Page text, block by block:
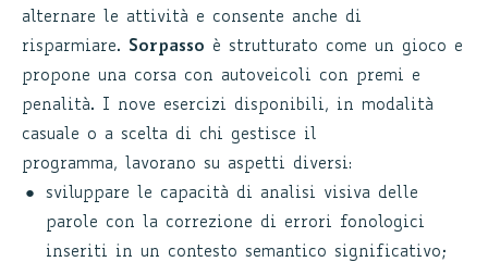
alternare le attività e consente anche di
risparmiare. Sorpasso è strutturato come un gioco e
propone una corsa con autoveicoli con premi e
penalità. I nove esercizi disponibili, in modalità
casuale o a scelta di chi gestisce il
programma, lavorano su aspetti diversi:
sviluppare le capacità di analisi visiva delle
parole con la correzione di errori fonologici
inseriti in un contesto semantico significativo;